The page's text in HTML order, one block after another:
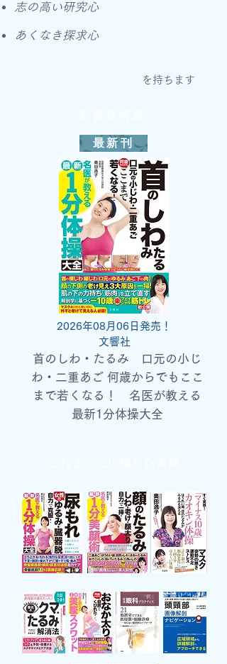
志の高い研究心
あくなき探求心
​​を持ちます
最新刊
2026年08月06日発売！
文響社
首のしわ・たるみ 口元の小じ
わ・二重あご 何歳からでもここ
まで若くなる！ 名医が教える
最新1分体操大全